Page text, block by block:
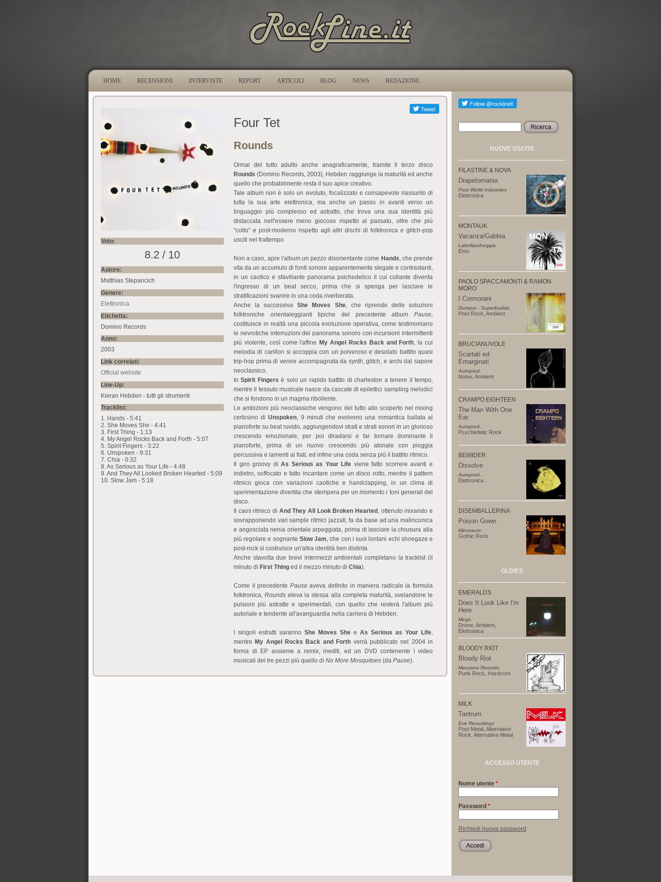
HOME RECENSIONI INTERVISTE REPORT ARTICOLI BLOG NEWS REDAZIONE
Voto:
8.2 / 10
Autore:
Matthias Stepancich
Genere:
Elettronica
Etichetta:
Domino Records
Anno:
2003
Link correlati:
Official website
Line-Up:
Kieran Hebden - tutti gli strumenti
Tracklist:
1. Hands - 5:41
2. She Moves She - 4:41
3. First Thing - 1:13
4. My Angel Rocks Back and Forth - 5:07
5. Spirit Fingers - 3:22
6. Unspoken - 9:31
7. Chia - 0:32
8. As Serious as Your Life - 4:48
9. And They All Looked Broken Hearted - 5:09
10. Slow Jam - 5:18
Four Tet
Rounds
Ormai del tutto adulto anche anagraficamente, tramite il terzo disco
Rounds (Domino Records, 2003), Hebden raggiunge la maturità ed anche
quello che probabilmente resta il suo apice creativo.
Tale album non è solo un evoluto, focalizzato e consapevole riassunto di
tutta la sua arte elettronica, ma anche un passo in avanti verso un
linguaggio più complesso ed astratto, che trova una sua identità più
distaccata nell'essere meno giocoso rispetto al passato, oltre che più
"colto" e post-moderno rispetto agli altri dischi di folktronica e glitch-pop
usciti nel frattempo.
Non a caso, apre l'album un pezzo disorientante come Hands, che prende
vita da un accumulo di fonti sonore apparentemente slegate e contrastanti,
in un caotico e sfavillante panorama psichedelico il cui collante diventa
l'ingresso di un beat secco, prima che si spenga per lasciare le
stratificazioni svanire in una coda riverberata.
Anche la successivaShe Moves She, che riprende delle soluzioni
folktroniche orientaleggianti tipiche del precedente album Pause,
costituisce in realtà una piccola evoluzione operativa, come testimoniano
le nevrotiche interruzioni del panorama sonoro con incursioni intermittenti
più violente, così come l'affine My Angel Rocks Back and Forth, la cui
melodia di carillon si accoppia con un polveroso e desolato battito quasi
trip-hop prima di venire accompagnata da synth, glitch, e archi dal sapore
neoclassico.
InSpirit Fingers è solo un rapido battito di charleston a tenere il tempo,
mentre il tessuto musicale nasce da cascate di epilettici sampling melodici
che si fondono in un magma ribollente.
Le ambizioni più neoclassiche vengono del tutto allo scoperto nel mixing
certosino diUnspoken, 9 minuti che evolvono una romantica ballata al
pianoforte su beat ruvido, aggiungendovi strati e strati sonori in un glorioso
crescendo emozionale, per poi diradarsi e far tornare dominante il
pianoforte, prima di un nuovo crescendo più atonale con pioggia
percussiva e lamenti ai fiati, ed infine una coda senza più il battito ritmico.
Il giro groovy diAs Serious as Your Life viene fatto scorrere avanti e
indietro, soffocato e fatto incantare come un disco rotto, mentre il pattern
ritmico gioca con variazioni caotiche e handclapping, in un clima di
sperimentazione divertita che stempera per un momento i toni generali del
disco.
Il caos ritmico di And They All Look Broken Hearted , ottenuto mixando e
sovrapponendo vari sample ritmici jazzati, fa da base ad una malinconica
e angosciata nenia orientale arpeggiata, prima di lasciare la chiusura alla
più regolare e sognante Slow Jam, che con i suoi lontani echi shoegaze e
post-rock si costruisce un'altra identità ben distinta.
Anche stavolta due brevi intermezzi ambientali completano la tracklist (il
minuto di First Thing ed il mezzo minuto di Chia).
Come il precedente Pauseaveva definito in maniera radicale la formula
folktronica,Rounds eleva la stessa alla completa maturità, svelandone le
pulsioni più astratte e sperimentali, con quello che resterà l'album più
autoriale e tendente all'avanguardia nella carriera di Hebden.
I singoli estratti saranno She Moves She e As Serious as Your Life,
mentre My Angel Rocks Back and Forth verrà pubblicato nel 2004 in
forma di EP assieme a remix, inediti, ed un DVD contenente i video
musicali dei tre pezzi più quello di No More Mosquitoes (da Pause).
Form di ricerca
Ricerca
NUOVE USCITE
FILASTINE & NOVA
Drapetomania
Post World Industries
Elettronica
MONTAUK
Vacanza/Gabbia
Labellascheggia
Emo
PAOLO SPACCAMONTI & RAMON
MORO
I Cormorani
Dunque - Superbudda
Post Rock Ambient
BRUCIANUVOLE
Scartati ed
Emarginati
Autoprod.
Noise Ambient
CRAMPO EIGHTEEN
The Man With One
Ear
Autoprod..
Psychedelic Rock
BEWIDER
Dissolve
Autoprod..
Elettronica
DISEMBALLERINA
Poison Gown
Minotauro
Gothic Rock
OLDIES
EMERALDS
Does It Look Like I'm
Here
Mego
Drone Ambient
Elettronica
BLOODY RIOT
Bloody Riot
Meccano Records
Punk Rock Hardcore
MILK
Tantrum
Eve Recordings
Post Metal Alternative
Rock Alternative Metal
ACCESSO UTENTE
Nome utente *
Password *
Richiedi nuova password